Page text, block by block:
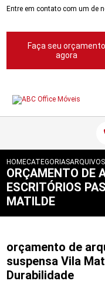
Entre em contato com um de
Faça seu orçamento
agora
HOMECATEGORIAS
ORÇAMENTO DE
ESCRITÓRIOS
MATILDE
orçamento de
suspensa Vila
Durabilidade